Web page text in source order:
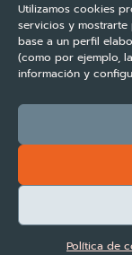
Utilizamos cookies
servicios y
base a un perfil
(como por ejemplo,
información y
Política de
Términos y